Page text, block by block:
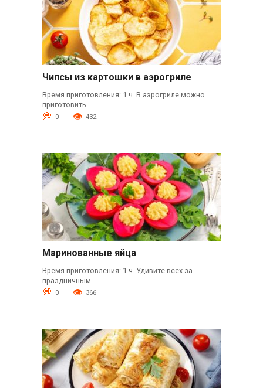
Чипсы из картошки в аэрогриле
Время приготовления: 1 ч. В аэрогриле можно
приготовить
0 432
Маринованные яйца
Время приготовления: 1 ч. Удивите всех за
праздничным
0 366